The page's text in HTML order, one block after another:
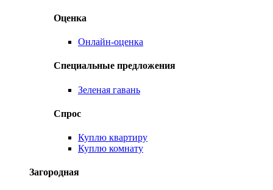
Оценка
Онлайн-оценка
Специальные предложения
Зеленая гавань
Спрос
Куплю квартиру
Куплю комнату
Загородная